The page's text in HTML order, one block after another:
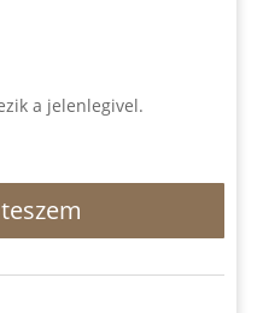
a jelenlegivel.